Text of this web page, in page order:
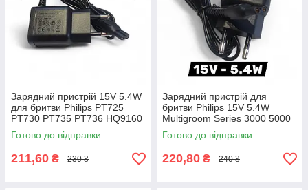
Зарядний пристрій 15V 5.4W
для бритви Philips PT725
PT730 PT735 PT736 HQ9160
HQ9170 HQ9190 RQ1060
RQ1050
Готово до відправки
211,60 ₴ 230 ₴
Зарядний пристрій для
бритви Philips 15V 5.4W
Multigroom Series 3000 5000
7000 9000 MG7710 QP2530
S5579
Готово до відправки
220,80 ₴ 240 ₴